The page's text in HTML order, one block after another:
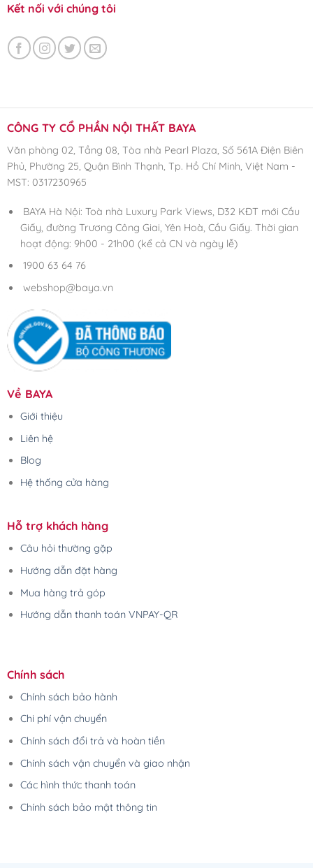
Kết nối với chúng tôi
CÔNG TY CỔ PHẦN NỘI THẤT BAYA
Văn phòng 02, Tầng 08, Tòa nhà Pearl Plaza, Số 561A Điện Biên
Phủ, Phường 25, Quận Bình Thạnh, Tp. Hồ Chí Minh, Việt Nam -
MST: 0317230965
BAYA Hà Nội: Toà nhà Luxury Park Views, D32 KĐT mới Cầu
Giấy, đường Trương Công Giai, Yên Hoà, Cầu Giấy. Thời gian
hoạt động: 9h00 - 21h00 (kể cả CN và ngày lễ)
1900 63 64 76
webshop@baya.vn
Về BAYA
Giới thiệu
Liên hệ
Blog
Hệ thống cửa hàng
Hỗ trợ khách hàng
Câu hỏi thường gặp
Hướng dẫn đặt hàng
Mua hàng trả góp
Hướng dẫn thanh toán VNPAY-QR
Chính sách
Chính sách bảo hành
Chi phí vận chuyển
Chính sách đổi trả và hoàn tiền
Chính sách vận chuyển và giao nhận
Các hình thức thanh toán
Chính sách bảo mật thông tin